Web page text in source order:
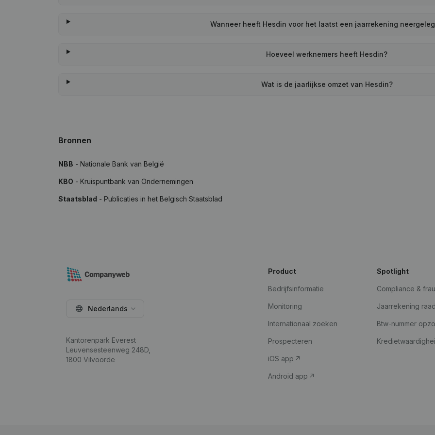
Wanneer heeft Hesdin voor het laatst een jaarrekening
Hoeveel werknemers heeft Hesdin?
Wat is de jaarlijkse omzet van Hesdin?
Bronnen
NBB - Nationale Bank van België
KBO - Kruispuntbank van Ondernemingen
Staatsblad - Publicaties in het Belgisch Staatsblad
Nederlands
Kantorenpark Everest
Leuvensesteenweg 248D,
1800 Vilvoorde
Product
Bedrijfsinformatie
Monitoring
Internationaal zoeken
Prospecteren
iOS app
Android app
Spotlight
Compliance &
Jaarrekening
Btw-nummer